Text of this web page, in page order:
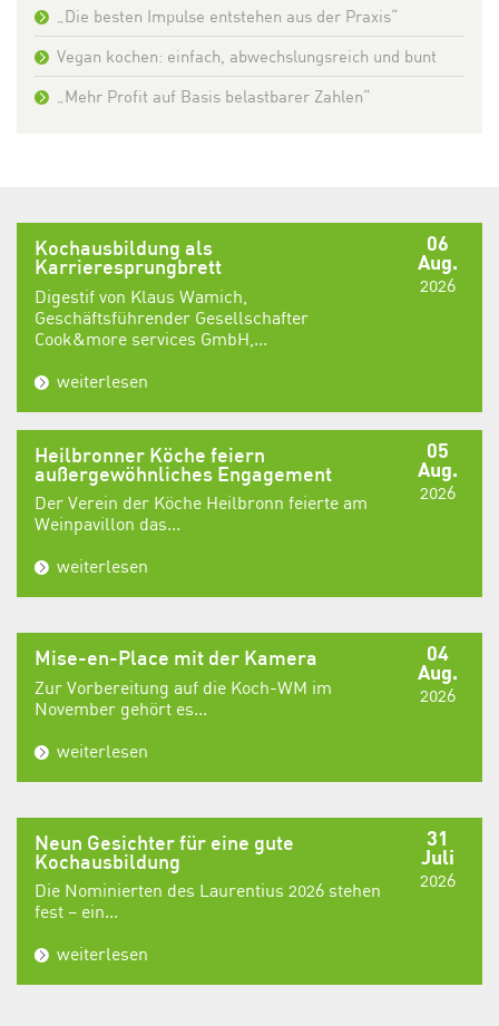
„Die besten Impulse entstehen aus der Praxis“
Vegan kochen: einfach, abwechslungsreich und bunt
„Mehr Profit auf Basis belastbarer Zahlen“
06
Aug.
2026
Kochausbildung als
Karrieresprungbrett
Digestif von Klaus Wamich,
Geschäftsführender Gesellschafter
Cook&more services GmbH,...
weiterlesen
05
Aug.
2026
Heilbronner Köche feiern
außergewöhnliches Engagement
Der Verein der Köche Heilbronn feierte am
Weinpavillon das...
weiterlesen
04
Aug.
2026
Mise-en-Place mit der Kamera
Zur Vorbereitung auf die Koch-WM im
November gehört es...
weiterlesen
31
Juli
2026
Neun Gesichter für eine gute
Kochausbildung
Die Nominierten des Laurentius 2026 stehen
fest – ein...
weiterlesen